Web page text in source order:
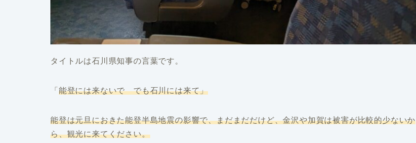
タイトルは石川県知事の言葉です。
「 能登には来ないで でも石川には来て」
能登は元旦におきた能登半島地震の影響で、まだまだだけど、金沢や加賀は被害が比較的少ないか
ら、観光に来てください。